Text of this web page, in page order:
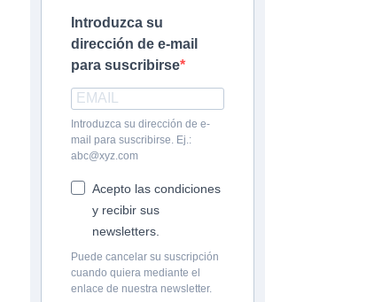
Introduzca su
dirección de e-mail
para suscribirse
Introduzca su dirección de e-
mail para suscribirse. Ej.:
abc@xyz.com
Acepto las condiciones
y recibir sus
newsletters.
Puede cancelar su suscripción
cuando quiera mediante el
enlace de nuestra newsletter.